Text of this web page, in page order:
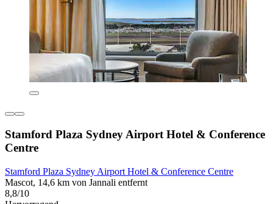
Stamford Plaza Sydney Airport Hotel & Conference
Centre
Stamford Plaza Sydney Airport Hotel & Conference Centre
Mascot, 14,6 km von Jannali entfernt
8,8/10